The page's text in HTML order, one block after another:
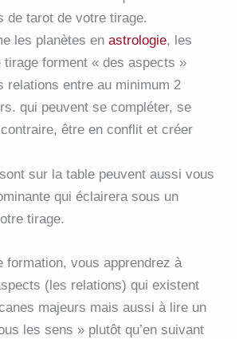
de tarot de votre tirage.
les planètes enastrologie, les
tirage forment « des aspects »
relations entre au minimum 2
qui peuvent se compléter, se
être en conflit et créer
sur la table peuvent aussi vous
qui éclairera sous un
tirage.
formation, vous apprendrez à
(les relations) qui existent
majeurs mais aussi à lire un
les sens » plutôt qu’en suivant